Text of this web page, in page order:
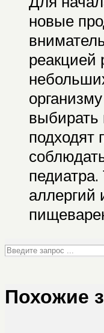
новые
реакцией
выбирать
подходят
аллергий
Похожие